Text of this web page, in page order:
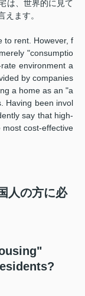
は、世界的に見て
えます。
to rent. However, f
"consumptio
environment a
by companies
a home as an "a
Having been invol
say that high-
cost-effective
人の方に必